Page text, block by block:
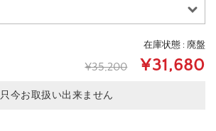
在庫状態 : 廃盤
¥35,200 ¥31,680
只今お取扱い出来ません